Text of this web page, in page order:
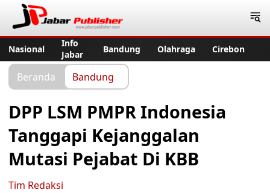
Nasional
Info
Jabar
Bandung Olahraga Cirebon
Beranda Bandung
DPP LSM PMPR Indonesia
Tanggapi Kejanggalan
Mutasi Pejabat Di KBB
Tim Redaksi